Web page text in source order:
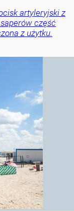
artyleryjski z
część
z użytku.